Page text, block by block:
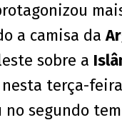
a camisa da
sobre a
terça-
segundo